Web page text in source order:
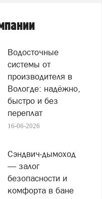
Водосточные
системы от
производителя в
Вологде: надёжно,
быстро и без
переплат
16-06-2026
Сэндвич‑дымоход
— залог
безопасности и
комфорта в бане